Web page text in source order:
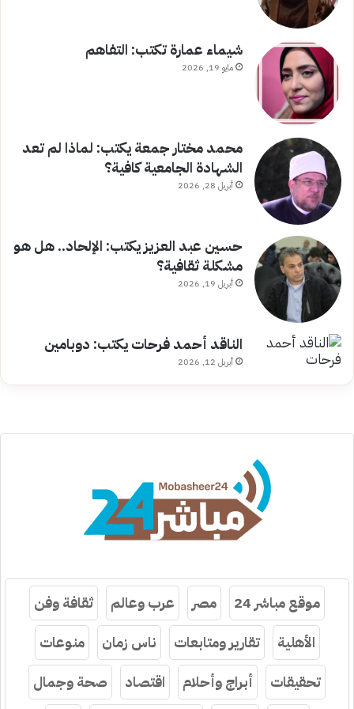
شيماء عمارة تكتب: التفاهم
مايو 19, 2026
محمد مختار جمعة يكتب: لماذا لم تعد
الشهادة الجامعية كافية؟
أبريل 28, 2026
حسين عبد العزيز يكتب: الإلحاد.. هل هو
مشكلة ثقافية؟
أبريل 19, 2026
الناقد أحمد فرحات يكتب: دوبامين
أبريل 12, 2026
موقع مباشر 24 مصر عرب وعالم
ثقافة وفن
الأهلية
تقارير ومتابعات ناس زمان
منوعات
تحقيقات
أبراج وأحلام اقتصاد صحة وجمال